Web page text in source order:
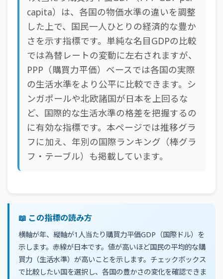
capita）は、各国の物価水準の違いを調整
した上で、国民一人ひとりの経済的な豊か
さを示す指標です。単純な名目GDPの比較
では為替レートの変動に左右されますが、
PPP（購買力平価）ベースでは各国の実際
の生活水準をより公平に比較できます。シ
ンガポールや北欧諸国が日本を上回るな
ど、国際的な生活水準の格差を把握するの
に有効な指標です。本ページでは推移グラ
フに加え、年別の国際ランキング（棒グラ
フ・テーブル）も掲載しています。
📖 この指標の読み方
横軸が年、縦軸が1人当たり購買力平価GDP（国際ドル）を
示します。赤線が日本です。値が高いほど国民の平均的な購
買力（生活水準）が高いことを示します。チェックボックス
で比較したい国を選択し、各国の豊かさの変化を確認できま